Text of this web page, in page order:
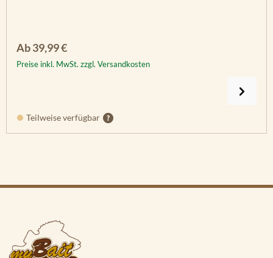
Regulärer Preis:
Ab39,99 €
Preise inkl. MwSt. zzgl. Versandkosten
Teilweise verfügbar